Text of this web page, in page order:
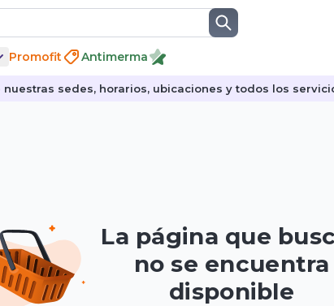
Promofit Antimerma
nuestras sedes, horarios, ubicaciones y todos los
La página que
no se encuentra
disponible